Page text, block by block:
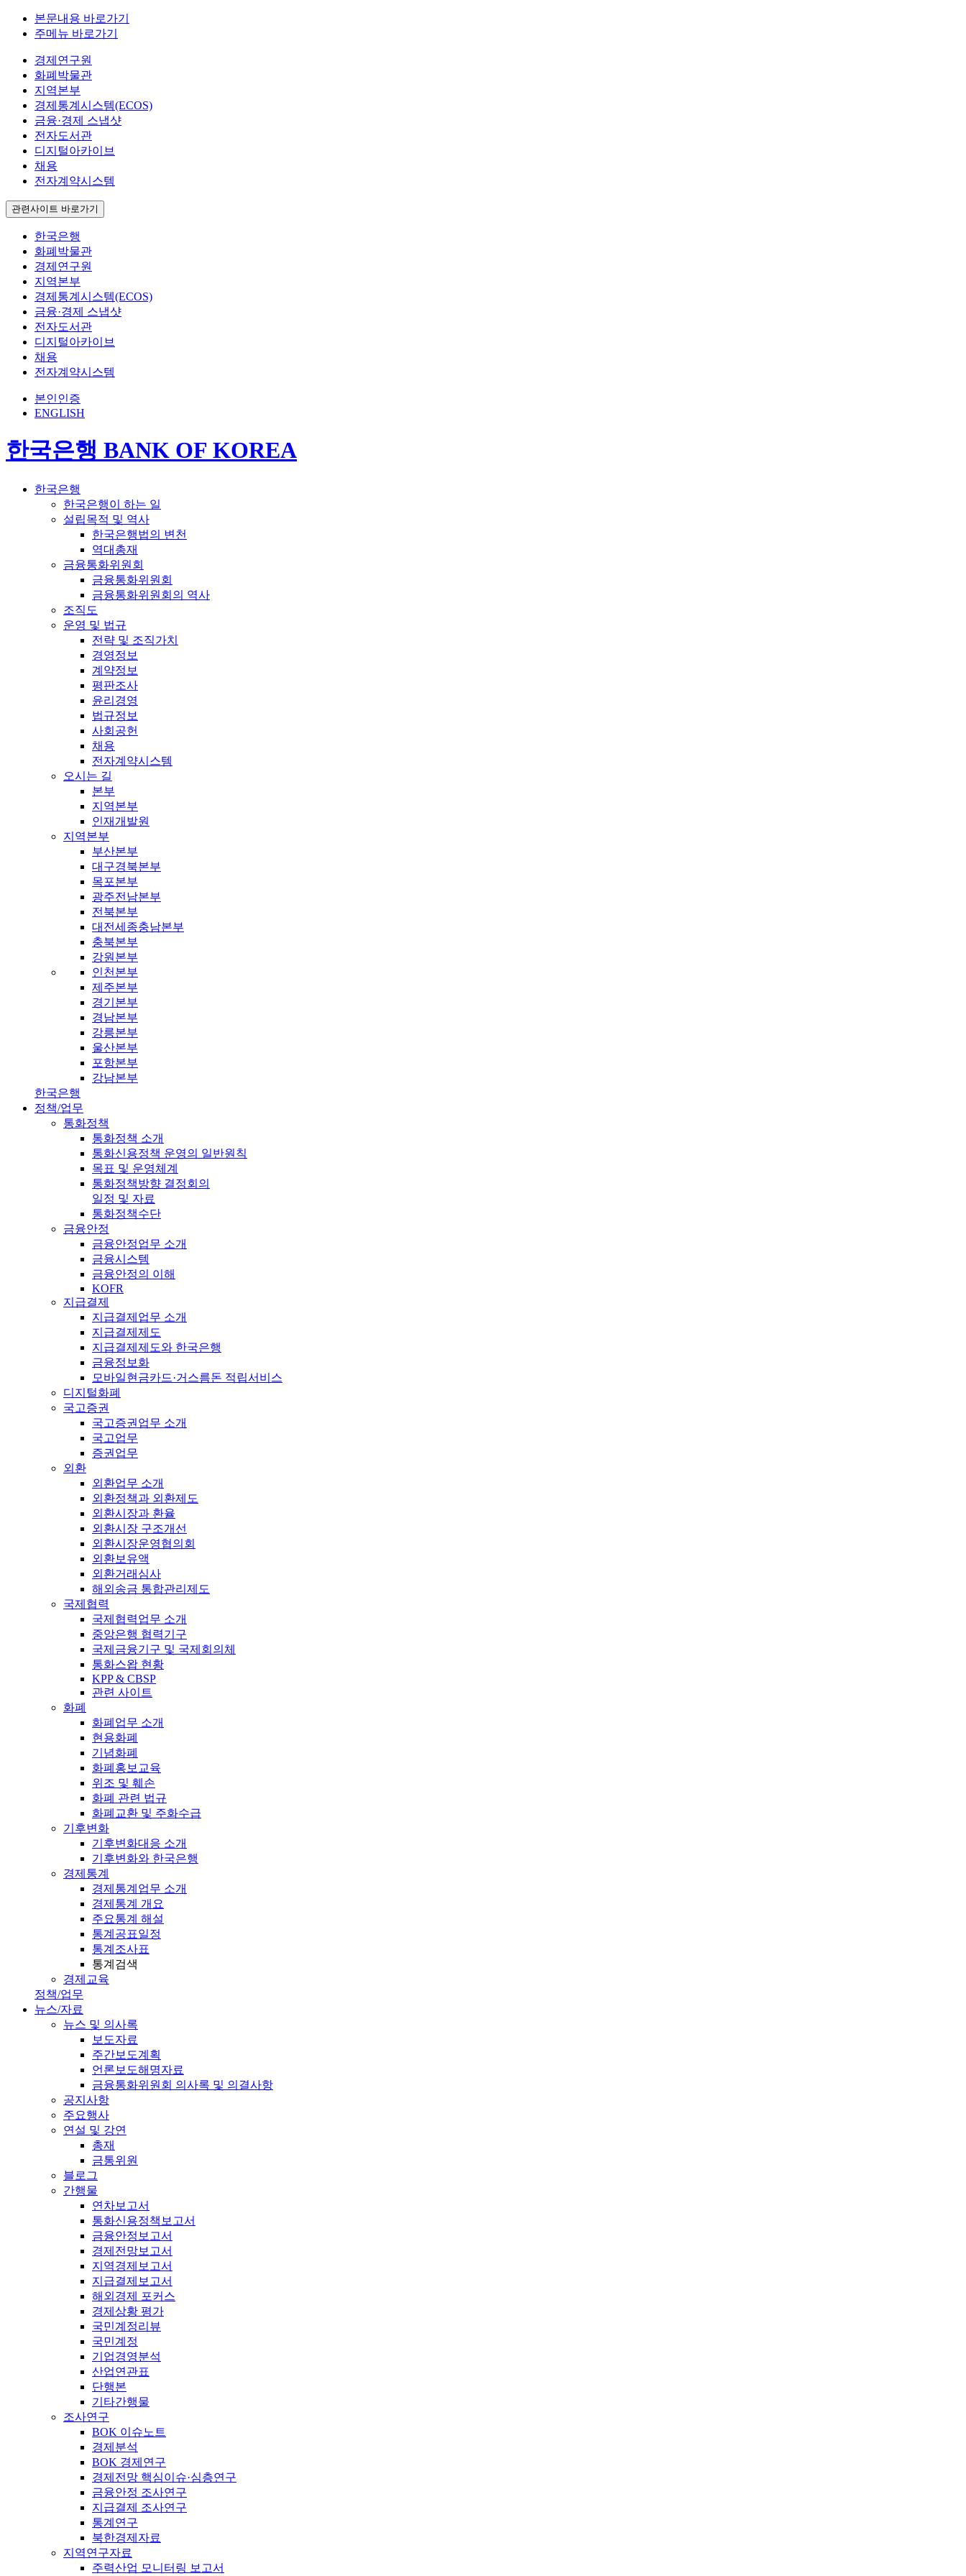
본문내용 바로가기
주메뉴 바로가기
경제연구원
화폐박물관
지역본부
경제통계시스템(ECOS)
금융·경제 스냅샷
전자도서관
디지털아카이브
채용
전자계약시스템
관련사이트 바로가기
한국은행
화폐박물관
경제연구원
지역본부
경제통계시스템(ECOS)
금융·경제 스냅샷
전자도서관
디지털아카이브
채용
전자계약시스템
본인인증
ENGLISH
한국은행 BANK OF KOREA
한국은행
한국은행이 하는 일
설립목적 및 역사
한국은행법의 변천
역대총재
금융통화위원회
금융통화위원회
금융통화위원회의 역사
조직도
운영 및 법규
전략 및 조직가치
경영정보
계약정보
평판조사
윤리경영
법규정보
사회공헌
채용
전자계약시스템
오시는 길
본부
지역본부
인재개발원
지역본부
부산본부
대구경북본부
목포본부
광주전남본부
전북본부
대전세종충남본부
충북본부
강원본부
인천본부
제주본부
경기본부
경남본부
강릉본부
울산본부
포항본부
강남본부
한국은행
정책/업무
통화정책
통화정책 소개
통화신용정책 운영의 일반원칙
목표 및 운영체계
통화정책방향 결정회의
일정 및 자료
통화정책수단
금융안정
금융안정업무 소개
금융시스템
금융안정의 이해
KOFR
지급결제
지급결제업무 소개
지급결제제도
지급결제제도와 한국은행
금융정보화
모바일현금카드·거스름돈 적립서비스
디지털화폐
국고증권
국고증권업무 소개
국고업무
증권업무
외환
외환업무 소개
외환정책과 외환제도
외환시장과 환율
외환시장 구조개선
외환시장운영협의회
외환보유액
외환거래심사
해외송금 통합관리제도
국제협력
국제협력업무 소개
중앙은행 협력기구
국제금융기구 및 국제회의체
통화스왑 현황
KPP & CBSP
관련 사이트
화폐
화폐업무 소개
현용화폐
기념화폐
화폐홍보교육
위조 및 훼손
화폐 관련 법규
화폐교환 및 주화수급
기후변화
기후변화대응 소개
기후변화와 한국은행
경제통계
경제통계업무 소개
경제통계 개요
주요통계 해설
통계공표일정
통계조사표
통계검색
경제교육
정책/업무
뉴스/자료
뉴스 및 의사록
보도자료
주간보도계획
언론보도해명자료
금융통화위원회 의사록 및 의결사항
공지사항
주요행사
연설 및 강연
총재
금통위원
블로그
간행물
연차보고서
통화신용정책보고서
금융안정보고서
경제전망보고서
지역경제보고서
지급결제보고서
해외경제 포커스
경제상황 평가
국민계정리뷰
국민계정
기업경영분석
산업연관표
단행본
기타간행물
조사연구
BOK 이슈노트
경제분석
BOK 경제연구
경제전망 핵심이슈·심층연구
금융안정 조사연구
지급결제 조사연구
통계연구
북한경제자료
지역연구자료
주력산업 모니터링 보고서